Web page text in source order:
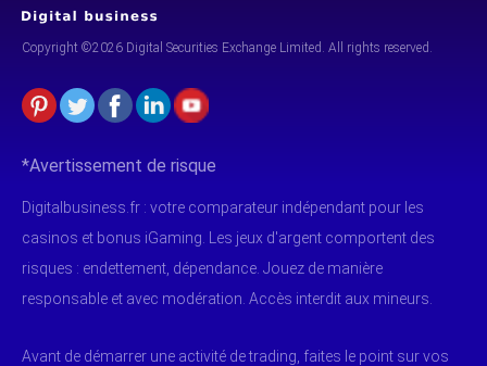
Copyright ©2026 Digital Securities Exchange Limited. All rights reserved.
*Avertissement de risque
Digitalbusiness.fr : votre comparateur indépendant pour les
casinos et bonus iGaming. Les jeux d'argent comportent des
risques : endettement, dépendance. Jouez de manière
responsable et avec modération. Accès interdit aux mineurs.
Avant de démarrer une activité de trading, faites le point sur vos